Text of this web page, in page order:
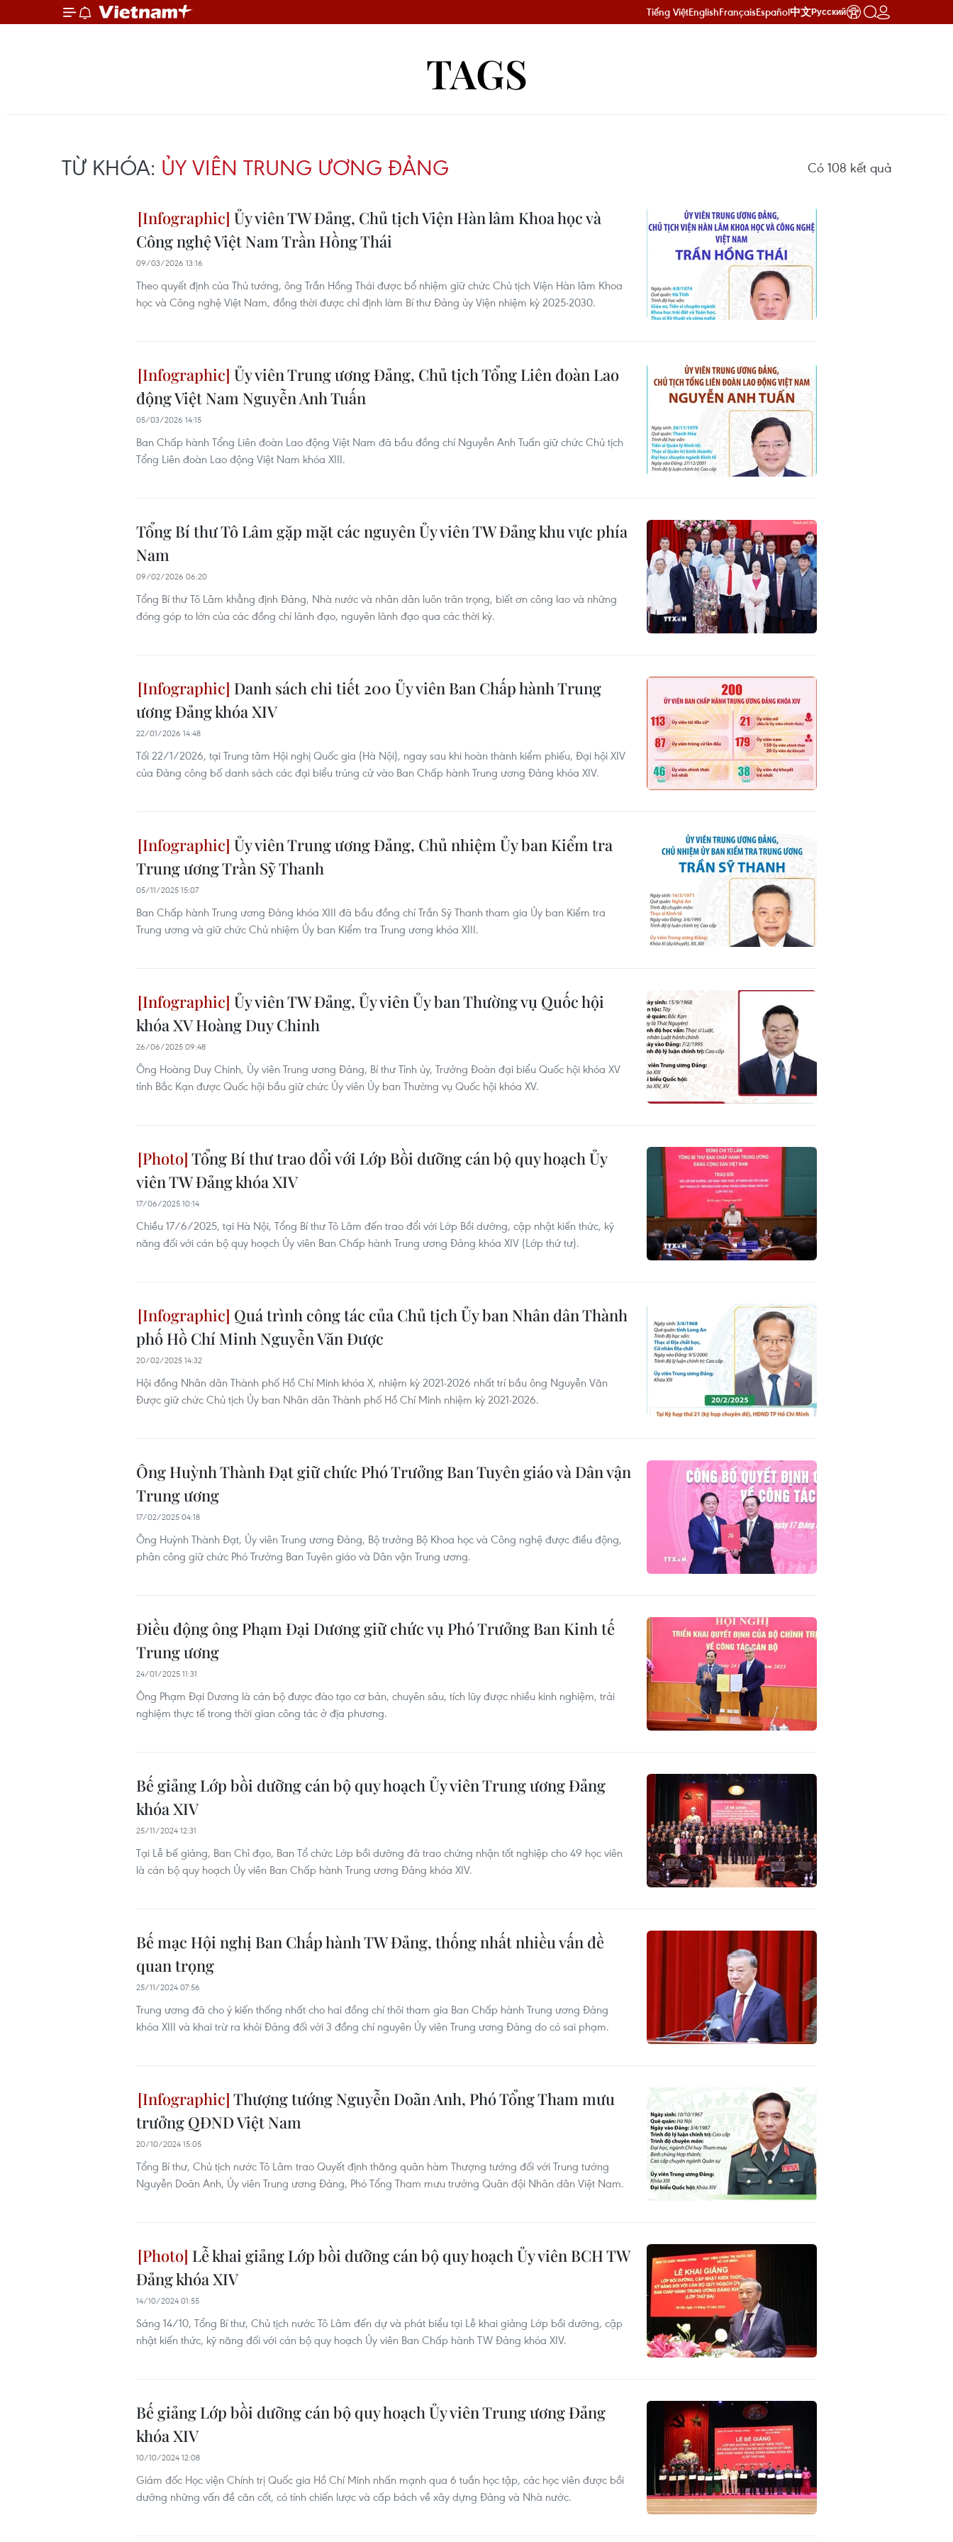
Tiếng ViệtEnglishFrançaisEspañol中文Русский
TAGS
TỪ KHÓA: ỦY VIÊN TRUNG ƯƠNG ĐẢNG Có 108 kết quả
Ủy viên TW Đảng, Chủ tịch Viện Hàn lâm Khoa học và
Công nghệ Việt Nam Trần Hồng Thái
09/03/2026 13:16
Theo quyết định của Thủ tướng, ông Trần Hồng Thái được bổ nhiệm giữ chức Chủ tịch Viện Hàn lâm Khoa
học và Công nghệ Việt Nam, đồng thời được chỉ định làm Bí thư Đảng ủy Viện nhiệm kỳ 2025-2030.
Ủy viên Trung ương Đảng, Chủ tịch Tổng Liên đoàn Lao
động Việt Nam Nguyễn Anh Tuấn
05/03/2026 14:15
Ban Chấp hành Tổng Liên đoàn Lao động Việt Nam đã bầu đồng chí Nguyễn Anh Tuấn giữ chức Chủ tịch
Tổng Liên đoàn Lao động Việt Nam khóa XIII.
Tổng Bí thư Tô Lâm gặp mặt các nguyên Ủy viên TW Đảng khu vực phía
Nam
09/02/2026 06:20
Tổng Bí thư Tô Lâm khẳng định Đảng, Nhà nước và nhân dân luôn trân trọng, biết ơn công lao và những
đóng góp to lớn của các đồng chí lãnh đạo, nguyên lãnh đạo qua các thời kỳ.
Danh sách chi tiết 200 Ủy viên Ban Chấp hành Trung
ương Đảng khóa XIV
22/01/2026 14:48
Tối 22/1/2026, tại Trung tâm Hội nghị Quốc gia (Hà Nội), ngay sau khi hoàn thành kiểm phiếu, Đại hội XIV
của Đảng công bố danh sách các đại biểu trúng cử vào Ban Chấp hành Trung ương Đảng khóa XIV.
Ủy viên Trung ương Đảng, Chủ nhiệm Ủy ban Kiểm tra
Trung ương Trần Sỹ Thanh
05/11/2025 15:07
Ban Chấp hành Trung ương Đảng khóa XIII đã bầu đồng chí Trần Sỹ Thanh tham gia Ủy ban Kiểm tra
Trung ương và giữ chức Chủ nhiệm Ủy ban Kiểm tra Trung ương khóa XIII.
Ủy viên TW Đảng, Ủy viên Ủy ban Thường vụ Quốc hội
khóa XV Hoàng Duy Chinh
26/06/2025 09:48
Ông Hoàng Duy Chinh, Ủy viên Trung ương Đảng, Bí thư Tỉnh ủy, Trưởng Đoàn đại biểu Quốc hội khóa XV
tỉnh Bắc Kạn được Quốc hội bầu giữ chức Ủy viên Ủy ban Thường vụ Quốc hội khóa XV.
Tổng Bí thư trao đổi với Lớp Bồi dưỡng cán bộ quy hoạch Ủy
viên TW Đảng khóa XIV
17/06/2025 10:14
Chiều 17/6/2025, tại Hà Nội, Tổng Bí thư Tô Lâm đến trao đổi với Lớp Bồi dưỡng, cập nhật kiến thức, kỹ
năng đối với cán bộ quy hoạch Ủy viên Ban Chấp hành Trung ương Đảng khóa XIV (Lớp thứ tư).
Quá trình công tác của Chủ tịch Ủy ban Nhân dân Thành
phố Hồ Chí Minh Nguyễn Văn Được
20/02/2025 14:32
Hội đồng Nhân dân Thành phố Hồ Chí Minh khóa X, nhiệm kỳ 2021-2026 nhất trí bầu ông Nguyễn Văn
Được giữ chức Chủ tịch Ủy ban Nhân dân Thành phố Hồ Chí Minh nhiệm kỳ 2021-2026.
Ông Huỳnh Thành Đạt giữ chức Phó Trưởng Ban Tuyên giáo và Dân vận
Trung ương
17/02/2025 04:18
Ông Huỳnh Thành Đạt, Ủy viên Trung ương Đảng, Bộ trưởng Bộ Khoa học và Công nghệ được điều động,
phân công giữ chức Phó Trưởng Ban Tuyên giáo và Dân vận Trung ương.
Điều động ông Phạm Đại Dương giữ chức vụ Phó Trưởng Ban Kinh tế
Trung ương
24/01/2025 11:31
Ông Phạm Đại Dương là cán bộ được đào tạo cơ bản, chuyên sâu, tích lũy được nhiều kinh nghiệm, trải
nghiệm thực tế trong thời gian công tác ở địa phương.
Bế giảng Lớp bồi dưỡng cán bộ quy hoạch Ủy viên Trung ương Đảng
khóa XIV
25/11/2024 12:31
Tại Lễ bế giảng, Ban Chỉ đạo, Ban Tổ chức Lớp bồi dưỡng đã trao chứng nhận tốt nghiệp cho 49 học viên
là cán bộ quy hoạch Ủy viên Ban Chấp hành Trung ương Đảng khóa XIV.
Bế mạc Hội nghị Ban Chấp hành TW Đảng, thống nhất nhiều vấn đề
quan trọng
25/11/2024 07:56
Trung ương đã cho ý kiến thống nhất cho hai đồng chí thôi tham gia Ban Chấp hành Trung ương Đảng
khóa XIII và khai trừ ra khỏi Đảng đối với 3 đồng chí nguyên Ủy viên Trung ương Đảng do có sai phạm.
Thượng tướng Nguyễn Doãn Anh, Phó Tổng Tham mưu
trưởng QĐND Việt Nam
20/10/2024 15:05
Tổng Bí thư, Chủ tịch nước Tô Lâm trao Quyết định thăng quân hàm Thượng tướng đối với Trung tướng
Nguyễn Doãn Anh, Ủy viên Trung ương Đảng, Phó Tổng Tham mưu trưởng Quân đội Nhân dân Việt Nam.
Lễ khai giảng Lớp bồi dưỡng cán bộ quy hoạch Ủy viên BCH TW
Đảng khóa XIV
14/10/2024 01:55
Sáng 14/10, Tổng Bí thư, Chủ tịch nước Tô Lâm đến dự và phát biểu tại Lễ khai giảng Lớp bồi dưỡng, cập
nhật kiến thức, kỹ năng đối với cán bộ quy hoạch Ủy viên Ban Chấp hành TW Đảng khóa XIV.
Bế giảng Lớp bồi dưỡng cán bộ quy hoạch Ủy viên Trung ương Đảng
khóa XIV
10/10/2024 12:08
Giám đốc Học viện Chính trị Quốc gia Hồ Chí Minh nhấn mạnh qua 6 tuần học tập, các học viên được bồi
dưỡng những vấn đề căn cốt, có tính chiến lược và cấp bách về xây dựng Đảng và Nhà nước.